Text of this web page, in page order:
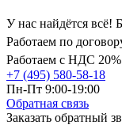
У нас найдётся всё!
Работаем по
Работаем с НДС 20%
+7 (495) 580-58-18
Пн-Пт 9:00-19:00
Обратная связь
Заказать обратный